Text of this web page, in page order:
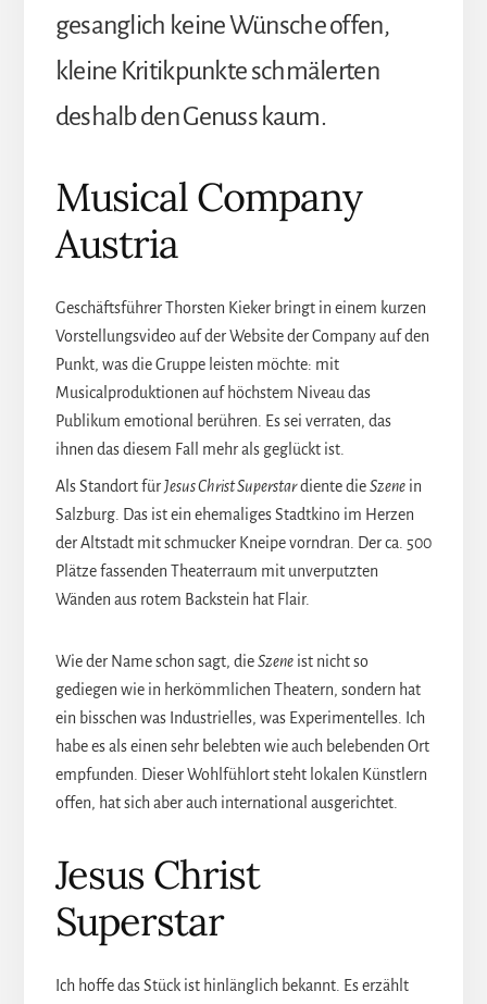
gesanglich keine Wünsche offen,
kleine Kritikpunkte schmälerten
deshalb den Genuss kaum.
Musical Company
Austria
Geschäftsführer Thorsten Kieker bringt in einem kurzen
Vorstellungsvideo auf der Website der Company auf den
Punkt, was die Gruppe leisten möchte: mit
Musicalproduktionen auf höchstem Niveau das
Publikum emotional berühren. Es sei verraten, das
ihnen das diesem Fall mehr als geglückt ist.
Als Standort fürJesus Christ Superstardiente dieSzenein
Salzburg. Das ist ein ehemaliges Stadtkino im Herzen
der Altstadt mit schmucker Kneipe vorndran. Der ca. 500
Plätze fassenden Theaterraum mit unverputzten
Wänden aus rotem Backstein hat Flair.
Wie der Name schon sagt, dieSzeneist nicht so
gediegen wie in herkömmlichen Theatern, sondern hat
ein bisschen was Industrielles, was Experimentelles. Ich
habe es als einen sehr belebten wie auch belebenden Ort
empfunden. Dieser Wohlfühlort steht lokalen Künstlern
offen, hat sich aber auch international ausgerichtet.
Jesus Christ
Superstar
Ich hoffe das Stück ist hinlänglich bekannt. Es erzählt